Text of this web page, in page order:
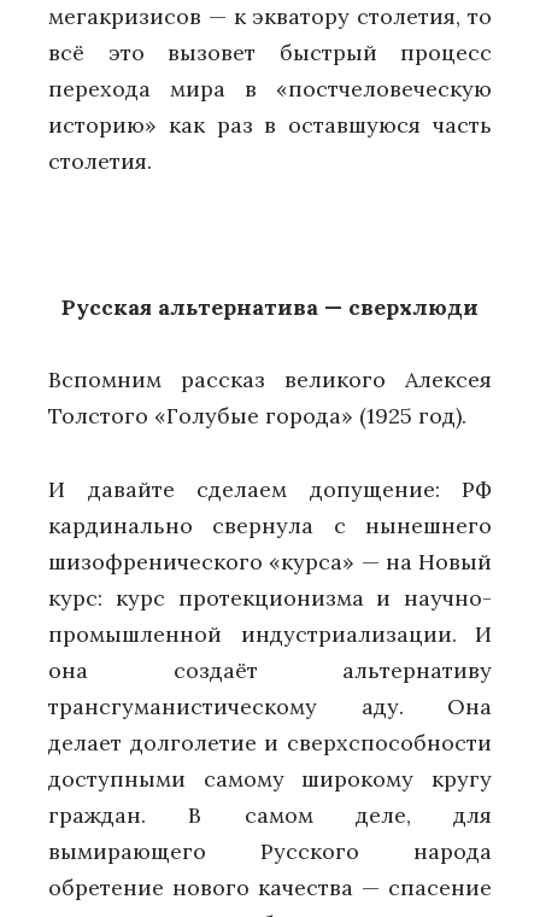
мегакризисов — к экватору столетия, то
всё это вызовет быстрый процесс
перехода мира в «постчеловеческую
историю» как раз в оставшуюся часть
столетия.
Русская альтернатива — сверхлюди
Вспомним рассказ великого Алексея
Толстого «Голубые города» (1925 год).
И давайте сделаем допущение: РФ
кардинально свернула с нынешнего
шизофренического «курса» — на Новый
курс: курс протекционизма и научно-
промышленной индустриализации. И
она создаёт альтернативу
трансгуманистическому аду. Она
делает долголетие и сверхспособности
доступными самому широкому кругу
граждан. В самом деле, для
вымирающего Русского народа
обретение нового качества — спасение